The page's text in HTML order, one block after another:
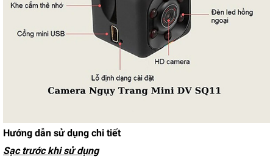
Hướng dẫn sử dụng chi tiết
Sạc trước khi sử dụng